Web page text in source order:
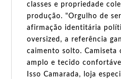
classes e propriedade
produção. "Orgulho de
afirmação identitária
oversized, a referência
caimento solto. Camiseta
amplo e tecido
Isso Camarada, loja